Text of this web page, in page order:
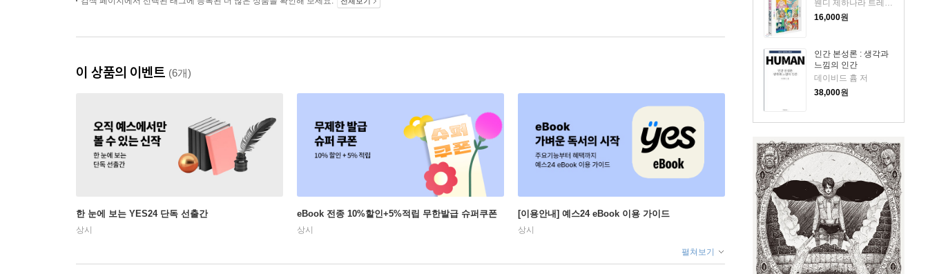
웬디 제하나라 트레메인 저/황근하 역
16,000원
인간 본성론 : 생각과
느낌의 인간
데이비드 흄 저
38,000원
이 상품의 이벤트 (6개)
한 눈에 보는 YES24 단독 선출간
상시
eBook 전종 10%할인+5%적립 무한발급 슈퍼쿠폰
상시
[이용안내] 예스24 eBook 이용 가이드
상시
펼쳐보기